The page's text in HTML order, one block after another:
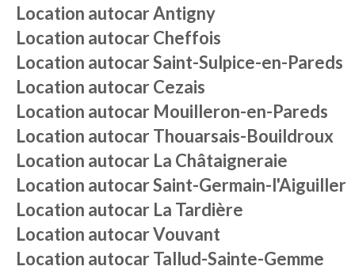
Location autocarAntigny
Location autocarCheffois
Location autocarSaint-Sulpice-en-Pareds
Location autocarCezais
Location autocar Mouilleron-en-Pareds
Location autocarThouarsais-Bouildroux
Location autocar La Châtaigneraie
Location autocarSaint-Germain-l'Aiguiller
Location autocar La Tardière
Location autocarVouvant
Location autocarTallud-Sainte-Gemme